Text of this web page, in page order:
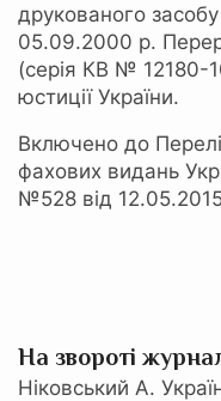
друкованого
05.09.2000 р.
(серія КВ № 12180-
юстиції України.
Включено до
фахових видань
№528 від
На звороті
Ніковський А.